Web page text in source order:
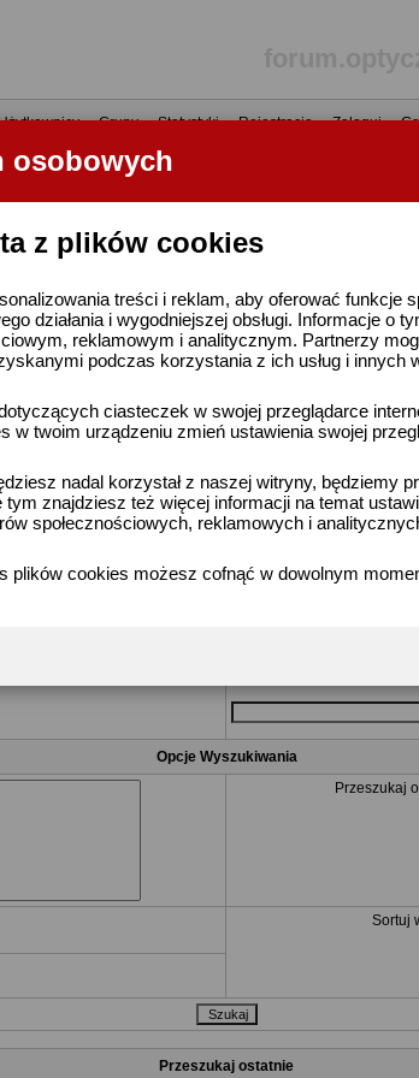
osobowych
z plików cookies
treści i reklam, aby oferować funkcje
działania i wygodniejszej obsługi. Informacje o
reklamowym i analitycznym. Partnerzy
podczas korzystania z ich usług i innych
ciasteczek w swojej przeglądarce
w twoim urządzeniu zmień ustawienia swojej
nadal korzystał z naszej witryny, będziemy
tym znajdziesz też więcej informacji na temat
społecznościowych, reklamowych i
plików cookies możesz cofnąć w dowolnym
•Grupy•Statystyki•Rejestracja•Zaloguj•
Poszukiwane Zapytanie
Opcje Wyszukiwania
Przeszukaj
Sortuj
Przeszukaj ostatnie